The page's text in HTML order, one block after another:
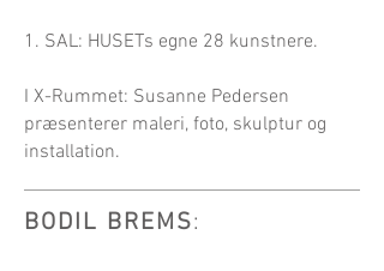
1. SAL: HUSETs egne 28 kunstnere.
I X-Rummet: Susanne Pedersen
præsenterer maleri, foto, skulptur og
installation.
BODIL BREMS: